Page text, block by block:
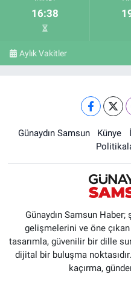
16:38
Aylık Vakitler
Günaydın Samsun Künye
Günaydın Samsun
gelişmelerini ve öne
tasarımla, güvenilir bir dille
dijital bir buluşma
kaçırma,